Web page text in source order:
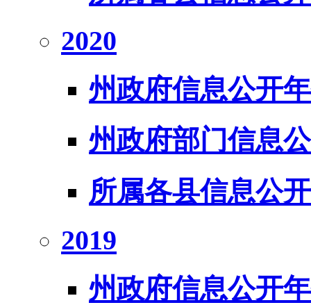
2020
州政府信息公开
州政府部门信息
所属各县信息公
2019
州政府信息公开